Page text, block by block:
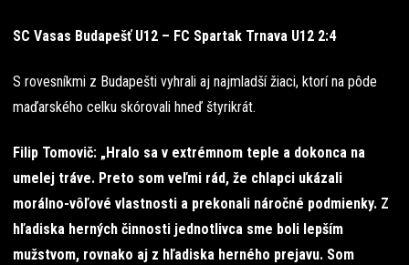
SC Vasas Budapešť U12 – FC Spartak Trnava U12 2:4
S rovesníkmi z Budapešti vyhrali aj najmladší žiaci, ktorí na pôde
maďarského celku skórovali hneď štyrikrát.
Filip Tomovič: „Hralo sa v extrémnom teple a dokonca na
umelej tráve. Preto som veľmi rád, že chlapci ukázali
morálno-vôľové vlastnosti a prekonali náročné podmienky. Z
hľadiska herných činnosti jednotlivca sme boli lepším
mužstvom, rovnako aj z hľadiska herného prejavu. Som